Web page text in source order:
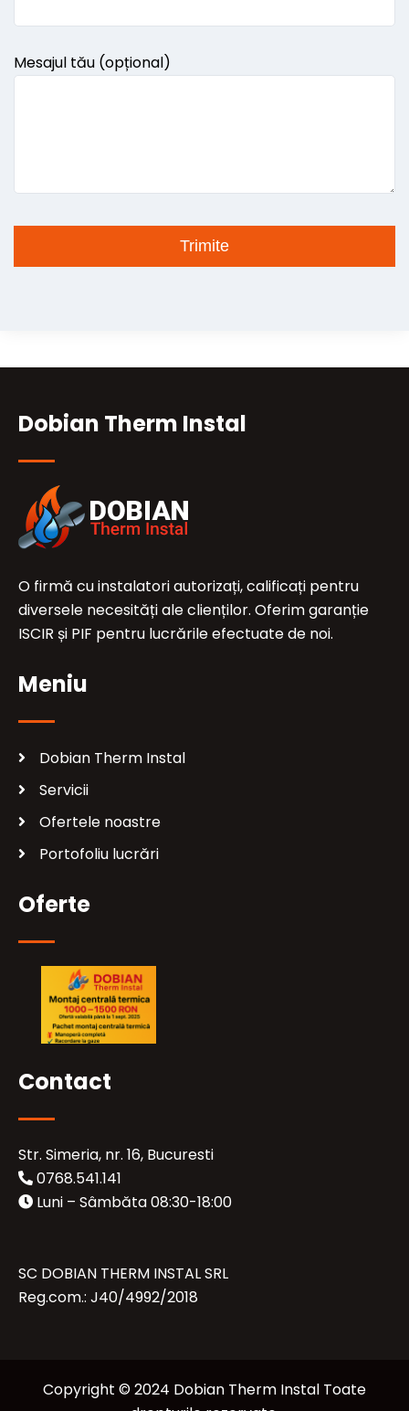
Mesajul tău (opțional)
Dobian Therm Instal
O firmă cu instalatori autorizați, calificați pentru
diversele necesități ale clienților. Oferim garanție
ISCIR și PIF pentru lucrările efectuate de noi.
Meniu
Dobian Therm Instal
Servicii
Ofertele noastre
Portofoliu lucrări
Oferte
Contact
Str. Simeria, nr. 16, Bucuresti
0768.541.141
Luni – Sâmbăta 08:30-18:00
SC DOBIAN THERM INSTAL SRL
Reg.com.: J40/4992/2018
Copyright © 2024 Dobian Therm Instal Toate